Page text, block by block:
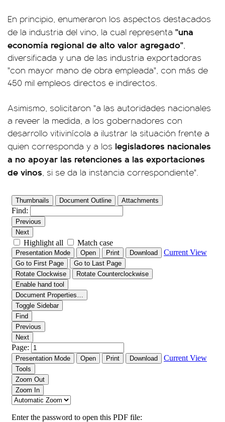
En principio, enumeraron los aspectos destacados
de la industria del vino, la cual representa "una
economía regional de alto valor agregado",
diversificada y una de las industria exportadoras
"con mayor mano de obra empleada", con más de
450 mil empleos directos e indirectos.
Asimismo, solicitaron "a las autoridades nacionales
a reveer la medida, a los gobernadores con
desarrollo vitivinícola a ilustrar la situación frente a
quien corresponda y a los legisladores nacionales
a no apoyar las retenciones a las exportaciones
de vinos, si se da la instancia correspondiente".